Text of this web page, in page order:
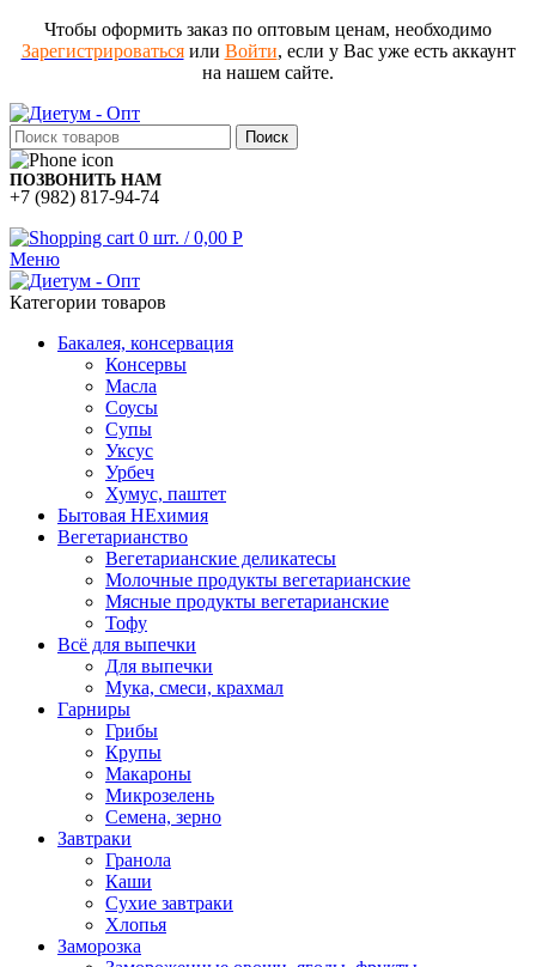
Чтобы оформить заказ по оптовым ценам, необходимо
Зарегистрироватьсяили Войти, если у Вас уже есть аккаунт
на нашем сайте.
Поиск
ПОЗВОНИТЬ НАМ
+7 (982) 817-94-74
0 шт. / 0,00 Р
Меню
Категории товаров
Бакалея, консервация
Консервы
Масла
Соусы
Супы
Уксус
Урбеч
Хумус, паштет
Бытовая НЕхимия
Вегетарианство
Вегетарианские деликатесы
Молочные продукты вегетарианские
Мясные продукты вегетарианские
Тофу
Всё для выпечки
Для выпечки
Мука, смеси, крахмал
Гарниры
Грибы
Крупы
Макароны
Микрозелень
Семена, зерно
Завтраки
Гранола
Каши
Сухие завтраки
Хлопья
Заморозка